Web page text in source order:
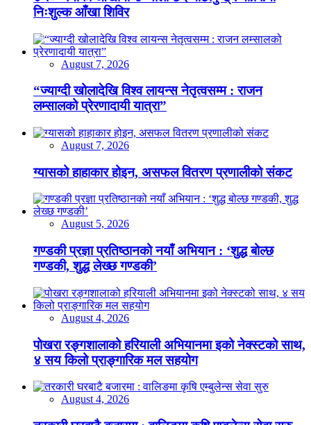
निःशुल्क आँखा शिविर
August 7, 2026
“ज्याग्दी खोलादेखि विश्व लायन्स नेतृत्वसम्म : राजन
लम्सालको प्रेरणादायी यात्रा”
August 7, 2026
ग्यासको हाहाकार होइन, असफल वितरण प्रणालीको संकट
August 5, 2026
गण्डकी प्रज्ञा प्रतिष्ठानको नयाँ अभियान : ‘शुद्ध बोल्छ
गण्डकी, शुद्ध लेख्छ गण्डकी’
August 4, 2026
पोखरा रङ्गशालाको हरियाली अभियानमा इको नेक्स्टको साथ,
४ सय किलो प्राङ्गारिक मल सहयोग
August 4, 2026